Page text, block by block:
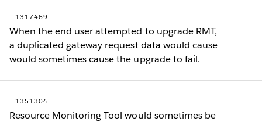
1317469
When the end user attempted to upgrade RMT,
a duplicated gateway request data would cause
would sometimes cause the upgrade to fail.
1351304
Resource Monitoring Tool would sometimes be